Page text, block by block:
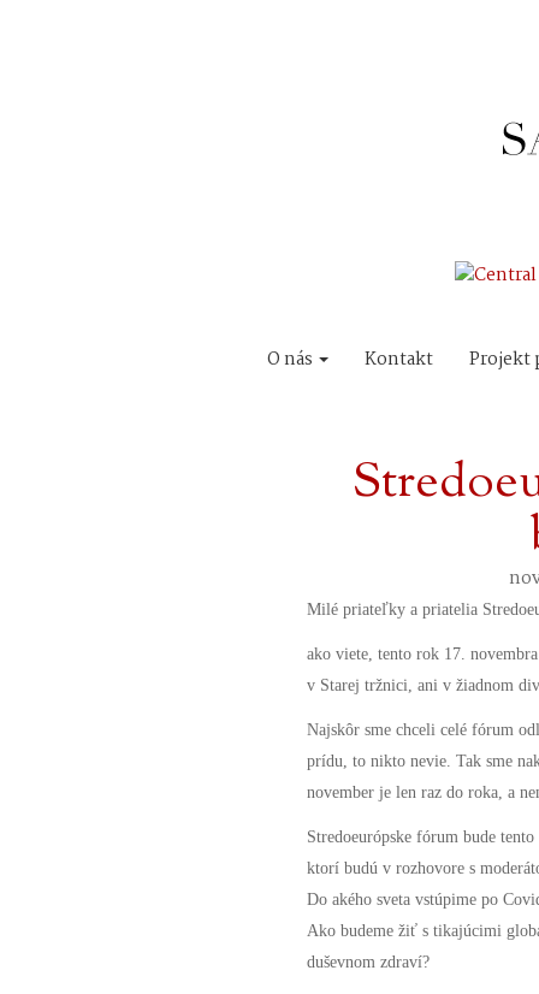
O nás Kontakt Projekt
Milé priateľky a priatelia
ako viete, tento rok 17.
v Starej tržnici, ani v žiadnom
Najskôr sme chceli celé fórum
prídu, to nikto nevie. Tak sme
november je len raz do roka, a
Stredoeurópske fórum bude
ktorí budú v rozhovore s
Do akého sveta vstúpime po
Ako budeme žiť s tikajúcimi
duševnom zdraví?